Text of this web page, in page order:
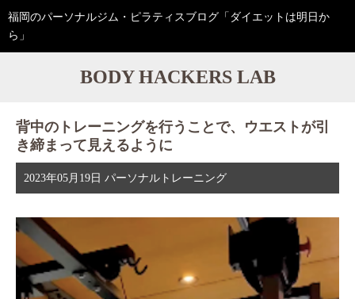
福岡のパーソナルジム・ピラティスブログ「ダイエットは明日か
ら」
BODY HACKERS LAB
背中のトレーニングを行うことで、ウエストが引
き締まって見えるように
2023年05月19日 パーソナルトレーニング
動
プ